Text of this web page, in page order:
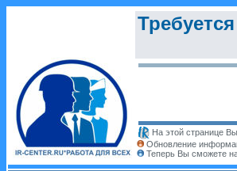
На этой странице
Обновление
Теперь Вы сможете